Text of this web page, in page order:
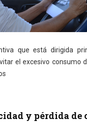
que está dirigida
el excesivo consumo
y pérdida de